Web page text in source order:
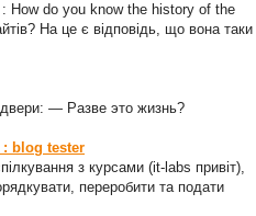
: How do you know the history of the
На це є відповідь, що вона таки
— Разве это жизнь?
: blog tester
з курсами (it-labs привіт),
переробити та подати